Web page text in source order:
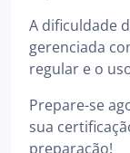
A dificuldade
gerenciada
regular e o
Prepare-se
sua
preparação!